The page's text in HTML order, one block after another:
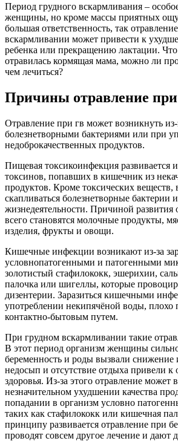
Период грудного вскармливания –
женщины, но кроме массы приятных
большая ответственность, так
вскармливании может привести к
ребенка или прекращению лактации. Что
отравилась кормящая мама, можно ли
чем лечиться?
Причины отравление
Отравление при гв может возникнуть из-
болезнетворными бактериями или при
недоброкачественных продуктов.
Пищевая токсикоинфекция развивается
токсинов, попавших в кишечник из
продуктов. Кроме токсических веществ,
скапливаться болезнетворные бактерии
жизнедеятельности. Причиной развития
всего становятся молочные продукты,
изделия, фрукты и овощи.
Кишечные инфекции возникают из-за
условнопатогенными и патогенными
золотистый стафилококк, эшерихии,
палочка или шигеллы, которые
дизентерии. Заразиться кишечными
употреблении некипячёной воды,
контактно-бытовым путем.
При грудном вскармливании такие
В этот период организм женщины
беременность и роды вызвали снижение
недосып и отсутствие отдыха привели
здоровья. Из-за этого отравление может
незначительном ухудшении качества
попадании в организм условно
таких как стафилококк или кишечная
принципу развивается отравление при
проводят совсем другое лечение и дают